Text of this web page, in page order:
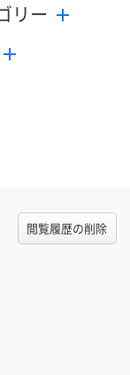
リー
閲覧履歴の削除